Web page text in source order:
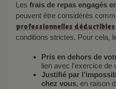
Les frais de repas engagés
peuvent être considérés
professionnelles déductibles
conditions strictes. Pour cela,
Pris en dehors de
lien avec l’exercice
Justifié par
chez vous, en raison